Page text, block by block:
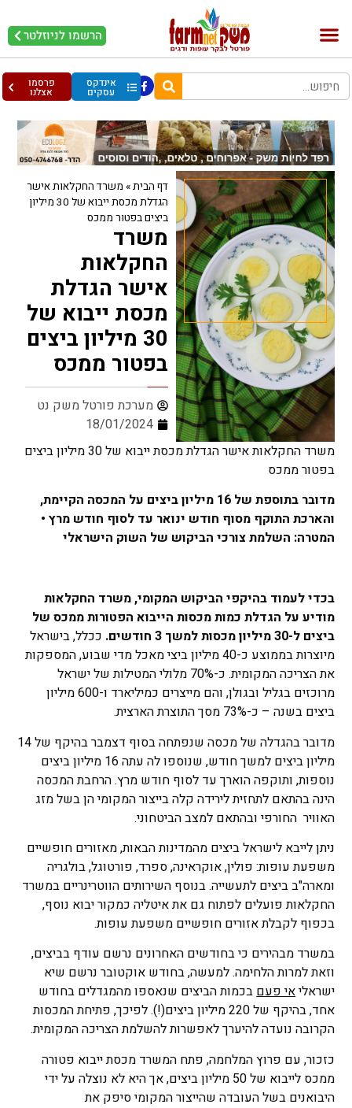
הרשמו לניוזלטר
אינדקס
עסקים
פרסמו
אצלנו
דף הבית» משרד החקלאות אישר
הגדלת מכסת ייבוא של 30 מיליון
ביצים בפטור ממכס
משרד
החקלאות
אישר הגדלת
מכסת ייבוא של
30 מיליון ביצים
בפטור ממכס
מערכת פורטל משק נט
18/01/2024
משרד החקלאות אישר הגדלת מכסת ייבוא של 30 מיליון ביצים
בפטור ממכס
מדובר בתוספת של 16 מיליון ביצים על המכסה הקיימת,
והארכת התוקף מסוף חודש ינואר עד לסוף חודש מרץ •
המטרה: השלמת צורכי הביקוש של השוק הישראלי
בכדי לעמוד בהיקפי הביקוש המקומי, משרד החקלאות
מודיע על הגדלת כמות מכסות הייבוא הפטורות ממכס של
ביצים ל-30 מיליון מכסות למשך 3 חודשים.
ככלל, בישראל
מיוצרות בממוצע כ-40 מיליון ביצי מאכל מדי שבוע, המספקות
את הצריכה המקומית. כ-70% מלולי המטילות של ישראל
מרוכזים בגליל ובגולן, והם מייצרים כמיליארד ו-600 מיליון
ביצים בשנה – כ-73% מסך התוצרת הארצית.
מדובר בהגדלה של מכסה שנפתחה בסוף דצמבר בהיקף של 14
מיליון ביצים למשך חודש, שנוספו לה עתה 16 מיליון ביצים
נוספות, ותוקפה הוארך עד לסוף חודש מרץ. הרחבת המכסה
הינה בהתאם לתחזית לירידה קלה בייצור המקומי הן בשל מזג
האוויר החורפי ובהתאם למצב הביטחוני.
ניתן לייבא לישראל ביצים מהמדינות הבאות, מאזורים חופשיים
משפעת עופות: פולין, אוקראינה, ספרד, פורטוגל, בולגריה
ומארה"ב ביצים לתעשייה. בנוסף השירותים הווטרינריים במשרד
החקלאות פועלים לפתוח גם את איטליה כמקור יבוא נוסף,
בכפוף לקבלת אזורים חופשיים משפעת עופות.
במשרד מבהירים כי בחודשים האחרונים נרשם עודף בביצים,
וזאת למרות הלחימה. למעשה, בחודש אוקטובר נרשם שיא
ישראליאי פעםבכמות הביצים שנאספו מהמגדלים בחודש
אחד, בהיקף של 220 מיליון ביצים(!). לפיכך, פתיחת המכסות
הקרובה נועדה להיערך לאפשרות להשלמת הצריכה המקומית.
כזכור, עם פרוץ המלחמה, פתח המשרד מכסת ייבוא פטורה
ממכס לייבוא של 50 מיליון ביצים, אך היא לא נוצלה על ידי
היבואנים בשל העובדה שהייצור המקומי סיפק את